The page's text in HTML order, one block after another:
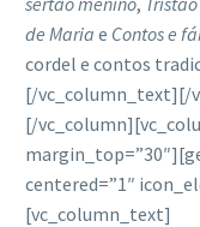
de Maria e Contos e
cordel e contos
[/vc_column_text][/
[/
centered=”1″
[vc_column_text]